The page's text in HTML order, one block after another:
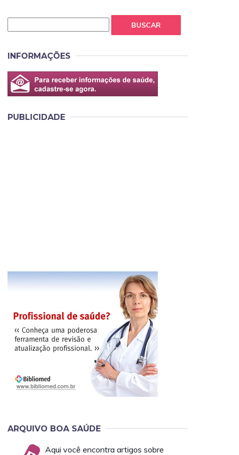
BUSCAR
INFORMAÇÕES
PUBLICIDADE
ARQUIVO BOA SAÚDE
Aqui você encontra artigos sobre